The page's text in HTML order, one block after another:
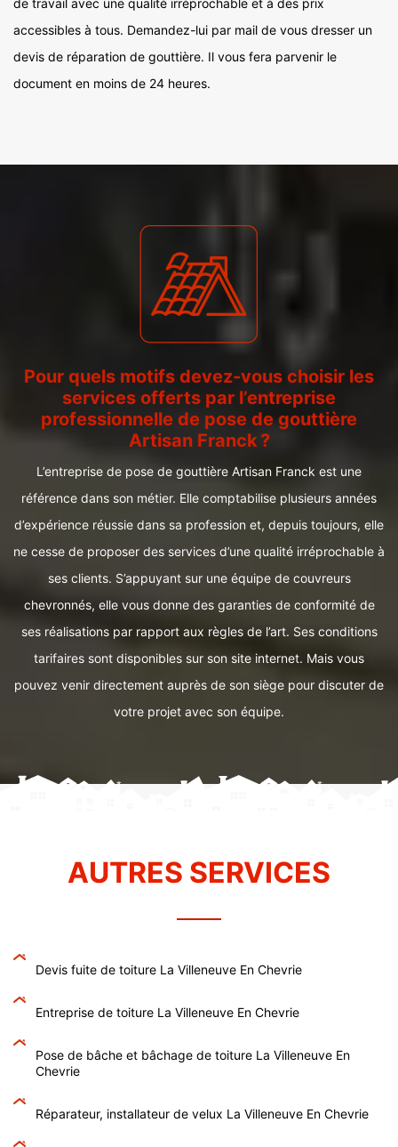
de travail avec une qualité irréprochable et à des prix
accessibles à tous. Demandez-lui par mail de vous dresser un
devis de réparation de gouttière. Il vous fera parvenir le
document en moins de 24 heures.
Pour quels motifs devez-vous choisir les
services offerts par l’entreprise
professionnelle de pose de gouttière
Artisan Franck ?
L’entreprise de pose de gouttière Artisan Franck est une
référence dans son métier. Elle comptabilise plusieurs années
d’expérience réussie dans sa profession et, depuis toujours, elle
ne cesse de proposer des services d’une qualité irréprochable à
ses clients. S’appuyant sur une équipe de couvreurs
chevronnés, elle vous donne des garanties de conformité de
ses réalisations par rapport aux règles de l’art. Ses conditions
tarifaires sont disponibles sur son site internet. Mais vous
pouvez venir directement auprès de son siège pour discuter de
votre projet avec son équipe.
AUTRES SERVICES
Devis fuite de toiture La Villeneuve En Chevrie
Entreprise de toiture La Villeneuve En Chevrie
Pose de bâche et bâchage de toiture La Villeneuve En
Chevrie
Réparateur, installateur de velux La Villeneuve En Chevrie